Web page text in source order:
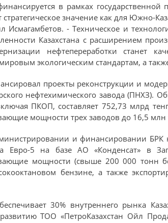
в рамках
значение как для Южно-
Исмагамбетов. - Техническое и
Казахстана с расширением
нефтепереработки станет
экологическим стандартам, а
проекты реконструкции и
нефтехимического завода (ПНХЗ).
ПКОП, составляет 752,73 млрд
мощности трех заводов до 16,5
и финансировании БРК
Евро-5 на базе АО «Конденсат» в
мощности (свыше 200 000 тонн
бензине, а также
30% внутреннего рынка
ТОО «ПетроКазахстан Ойл